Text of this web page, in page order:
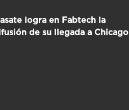
logra en Fabtech la
de su llegada a Chicago